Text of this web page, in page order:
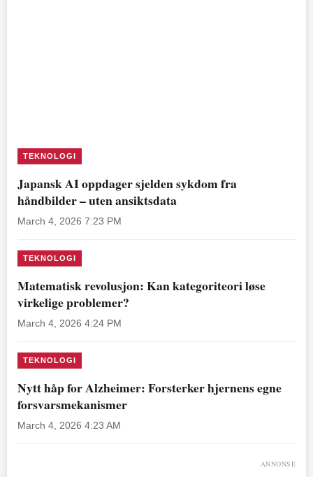
TEKNOLOGI
Japansk AI oppdager sjelden sykdom fra
håndbilder – uten ansiktsdata
March 4, 2026 7:23 PM
TEKNOLOGI
Matematisk revolusjon: Kan kategoriteori løse
virkelige problemer?
March 4, 2026 4:24 PM
TEKNOLOGI
Nytt håp for Alzheimer: Forsterker hjernens egne
forsvarsmekanismer
March 4, 2026 4:23 AM
ANNONSE